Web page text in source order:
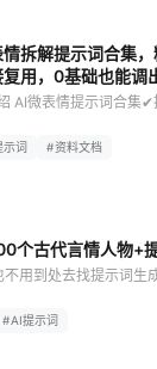
拆解提示词合集，
用，0基础也能调
示词 资料文档
个古代言情人物+
AI提示词